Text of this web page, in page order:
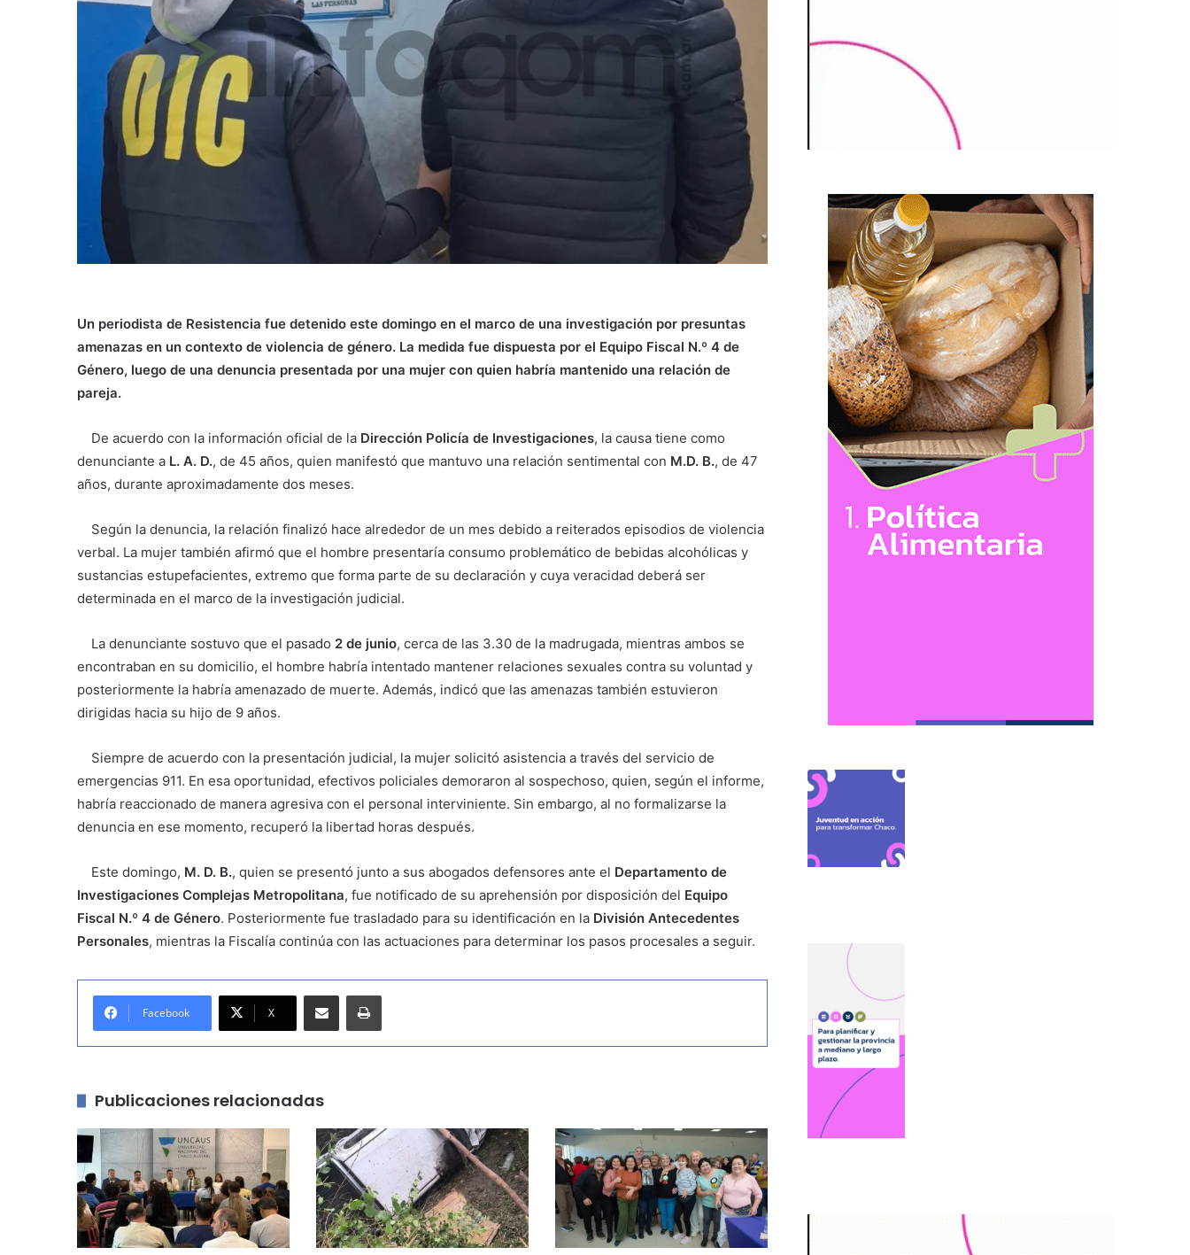
Un periodista de Resistencia fue detenido este domingo en el marco de una investigación por presuntas
amenazas en un contexto de violencia de género. La medida fue dispuesta por el Equipo Fiscal N.º 4 de
Género, luego de una denuncia presentada por una mujer con quien habría mantenido una relación de
pareja.
De acuerdo con la información oficial de la Dirección Policía de Investigaciones, la causa tiene como
denunciante a L. A. D., de 45 años, quien manifestó que mantuvo una relación sentimental con M.D. B., de 47
años, durante aproximadamente dos meses.
Según la denuncia, la relación finalizó hace alrededor de un mes debido a reiterados episodios de violencia
verbal. La mujer también afirmó que el hombre presentaría consumo problemático de bebidas alcohólicas y
sustancias estupefacientes, extremo que forma parte de su declaración y cuya veracidad deberá ser
determinada en el marco de la investigación judicial.
La denunciante sostuvo que el pasado 2 de junio, cerca de las 3.30 de la madrugada, mientras ambos se
encontraban en su domicilio, el hombre habría intentado mantener relaciones sexuales contra su voluntad y
posteriormente la habría amenazado de muerte. Además, indicó que las amenazas también estuvieron
dirigidas hacia su hijo de 9 años.
Siempre de acuerdo con la presentación judicial, la mujer solicitó asistencia a través del servicio de
emergencias 911. En esa oportunidad, efectivos policiales demoraron al sospechoso, quien, según el informe,
habría reaccionado de manera agresiva con el personal interviniente. Sin embargo, al no formalizarse la
denuncia en ese momento, recuperó la libertad horas después.
Este domingo, M. D. B., quien se presentó junto a sus abogados defensores ante el Departamento de
Investigaciones Complejas Metropolitana, fue notificado de su aprehensión por disposición del Equipo
Fiscal N.º 4 de Género. Posteriormente fue trasladado para su identificación en la División Antecedentes
Personales, mientras la Fiscalía continúa con las actuaciones para determinar los pasos procesales a seguir.
Facebook X
Publicaciones relacionadas